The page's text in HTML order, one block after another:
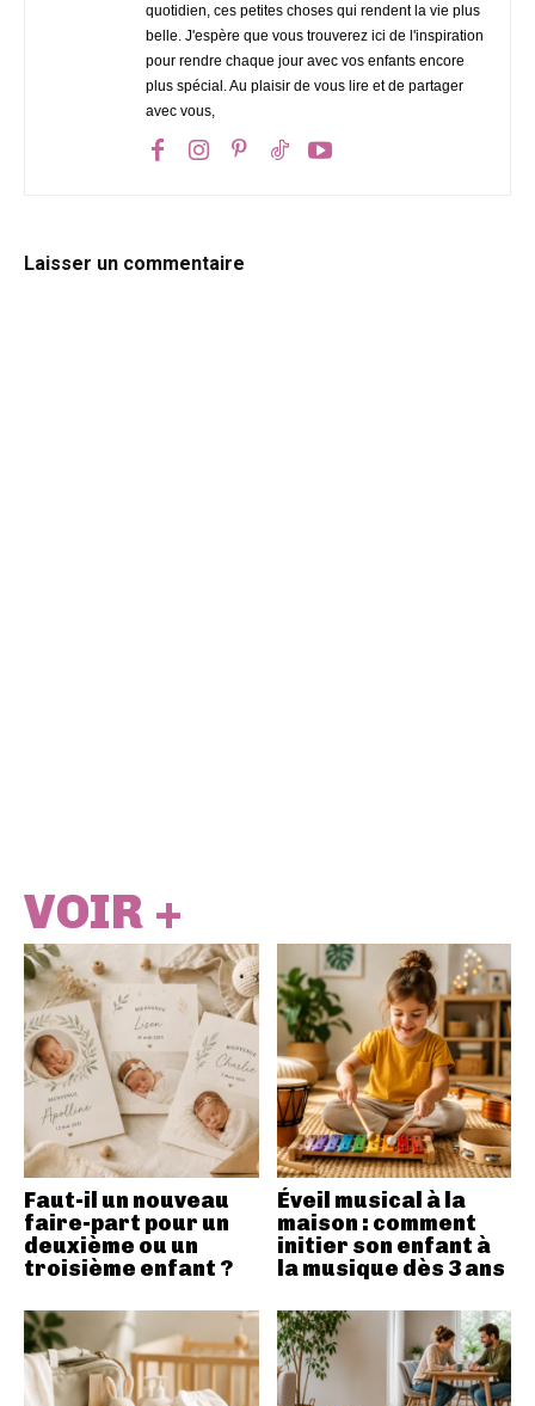
quotidien, ces petites choses qui rendent la vie plus
belle. J'espère que vous trouverez ici de l'inspiration
pour rendre chaque jour avec vos enfants encore
plus spécial. Au plaisir de vous lire et de partager
avec vous,
Laisser un commentaire
VOIR +
Faut-il un nouveau
faire-part pour un
deuxième ou un
troisième enfant ?
Éveil musical à la
maison : comment
initier son enfant à
la musique dès 3 ans